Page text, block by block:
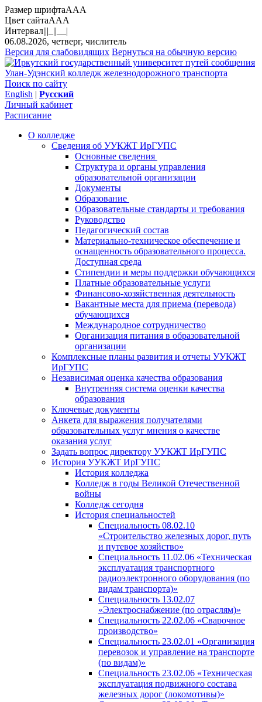
Размер шрифтаAAA
Цвет сайтаAAA
Интервал|||_||__|
06.08.2026, четверг, числитель
Версия для слабовидящих Вернуться на обычную версию
Улан-Удэнский колледж железнодорожного транспорта
Поиск по сайту
English | Русский
Личный кабинет
Расписание
О колледже
Сведения об УУКЖТ ИрГУПС
Основные сведения
Структура и органы управления
образовательной организации
Документы
Образование
Образовательные стандарты и требования
Руководство
Педагогический состав
Материально-техническое обеспечение и
оснащенность образовательного процесса.
Доступная среда
Стипендии и меры поддержки обучающихся
Платные образовательные услуги
Финансово-хозяйственная деятельность
Вакантные места для приема (перевода)
обучающихся
Международное сотрудничество
Организация питания в образовательной
организации
Комплексные планы развития и отчеты УУКЖТ
ИрГУПС
Независимая оценка качества образования
Внутренняя система оценки качества
образования
Ключевые документы
Анкета для выражения получателями
образовательных услуг мнения о качестве
оказания услуг
Задать вопрос директору УУКЖТ ИрГУПС
История УУКЖТ ИрГУПС
История колледжа
Колледж в годы Великой Отечественной
войны
Колледж сегодня
История специальностей
Специальность 08.02.10
«Строительство железных дорог, путь
и путевое хозяйство»
Специальность 11.02.06 «Техническая
эксплуатация транспортного
радиоэлектронного оборудования (по
видам транспорта)»
Специальность 13.02.07
«Электроснабжение (по отраслям)»
Специальность 22.02.06 «Сварочное
производство»
Специальность 23.02.01 «Организация
перевозок и управление на транспорте
(по видам)»
Специальность 23.02.06 «Техническая
эксплуатация подвижного состава
железных дорог (локомотивы)»